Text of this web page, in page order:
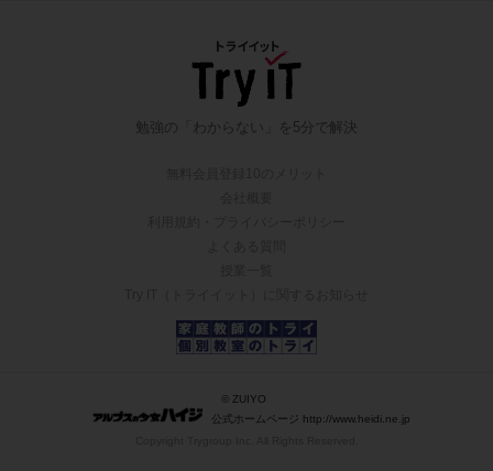
勉強の「わからない」を5分で解決
© ZUIYO
公式ホームページ http://www.heidi.ne.jp